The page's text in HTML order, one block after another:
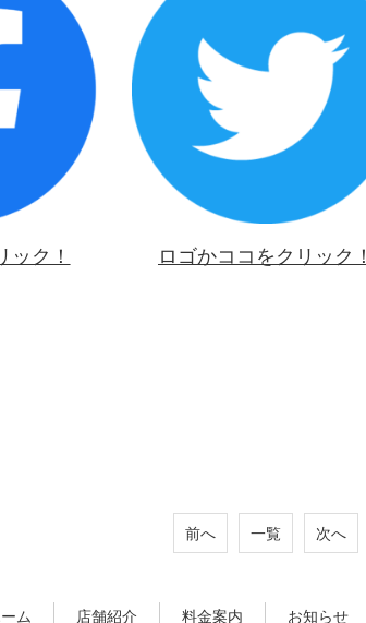
ック！ ロゴかココをクリック！
前へ 一覧 次へ
ム 店舗紹介 料金案内 お知らせ